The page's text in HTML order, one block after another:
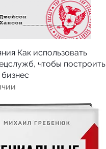
Как использовать
чтобы построить